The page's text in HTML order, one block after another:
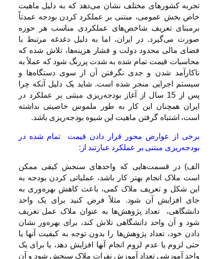
تجربه کشورهای مختلف نشان می‌دهد که به دلیل ماهیت
خاص بخش عمومی، مبتنی بر عملکرد کردن بودجه عمدتاً
برمبنای تعریف شاخص‌های عملکردی مناسب هر حوزه
صورت می‌گیرد. در ایران، اما به دلیل دغدغه مرتبط با
فضای مالی محدود دولت و فشار هزینه‌ها، تلاش شده که
محاسبات قیمت تمام شده به شدت پررنگ شود که عملاً به
ناکارآمد شدن و جدی نگرفتن آن از سوی دستگاه‌ها و
سیستم اجرایی منجر شده است. شاید یک دلیل آنکه چرا
پس از 15 سال از آغاز بودجه‌ریزی مبتنی بر عملکرد در
ایران همچنان این کار به طور ملموس خاصیتی نداشته
است، اشتباه گرفتن ماهیت این شیوه بودجه‌ریزی باشد.
برخی از عوارض محور قرار دادن قیمت تمام شده در
بودجه‌ریزی مبتنی بر عملکرد عبارتند از:
الف) در قسمت‌هایی که واحدهای سنجش کیفی ممکن
است ملاک انجام بهتر کار باشد، عملیاتی کردن بودجه به
این شکل و تعریف ملاک کمی، باعث کاهش بهره‌وری به
جای افزایش آن شود. مثلاً فرض کنید برای یک واحد
دانشگاهی، تعداد پژوهش‌ها به عنوان ملاک عمل تعریف
شود و آن واحد دانشگاهی تلاش کند، برای بهره‌ور نشان
دادن خود، تعداد پژوهش‌ها را بدون توجه به کیفیت آنها یا
حتی لزوم یا عدم لزوم انجام آنها افزایش دهد، یا برای یک
واحد آموزشی تعداد آموزش نفرات ملاک سنجش شود و آن